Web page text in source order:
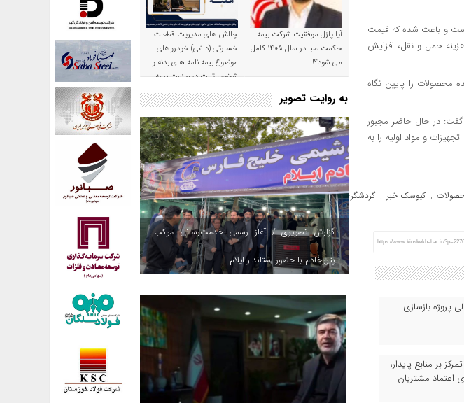
است و باعث شده که قیمت
برود. متاسفانه در سال گذشته بالا رفتن قیمت برق، افزایش ۳۰ درصدی هزینه حمل و نقل، افزایش
محصولات را پایین نگاه
در حال حاضر مجبور
و مواد اولیه را به
, کیوسک خبر , گردشگری
https://www.kioskekhabar.ir/
پروژه بازسازی
بر منابع پایدار،
اعتماد مشتریان
آیا پازل موفقیت شرکت بیمه
حکمت صبا در سال ۱۴۰۵ کامل
می شود؟!
چالش های مدیریت قطعات
خسارتی (داغی) خودروهای
موضوع بیمه نامه های بدنه و
شخص ثالث در صنعت بیمه
به روایت تصویر
گزارش تصویری / آغاز رسمی خدمت‌رسانی موکب
پتروخادم با حضور استاندار ایلام